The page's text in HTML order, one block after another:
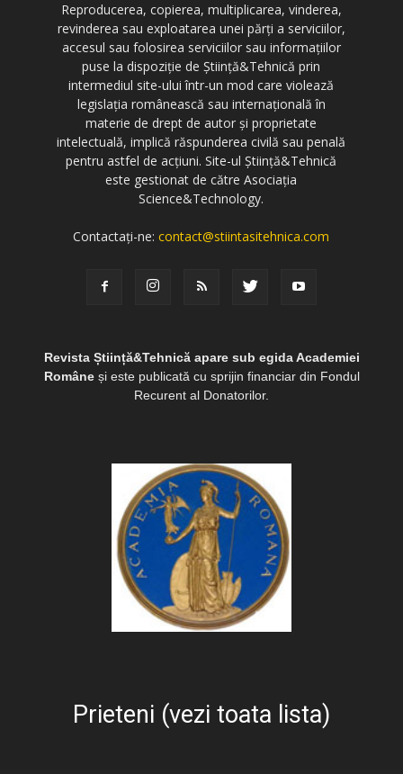
Reproducerea, copierea, multiplicarea, vinderea,
revinderea sau exploatarea unei părți a serviciilor,
accesul sau folosirea serviciilor sau informațiilor
puse la dispoziție de Știință&Tehnică prin
intermediul site-ului într-un mod care violează
legislația românească sau internațională în
materie de drept de autor și proprietate
intelectuală, implică răspunderea civilă sau penală
pentru astfel de acțiuni. Site-ul Știință&Tehnică
este gestionat de către Asociația
Science&Technology.
Contactați-ne:contact@stiintasitehnica.com
Revista Știință&Tehnică apare sub egida Academiei
Româneși este publicată cu sprijin financiar din Fondul
Recurent al Donatorilor.
Prieteni (vezi toata lista)